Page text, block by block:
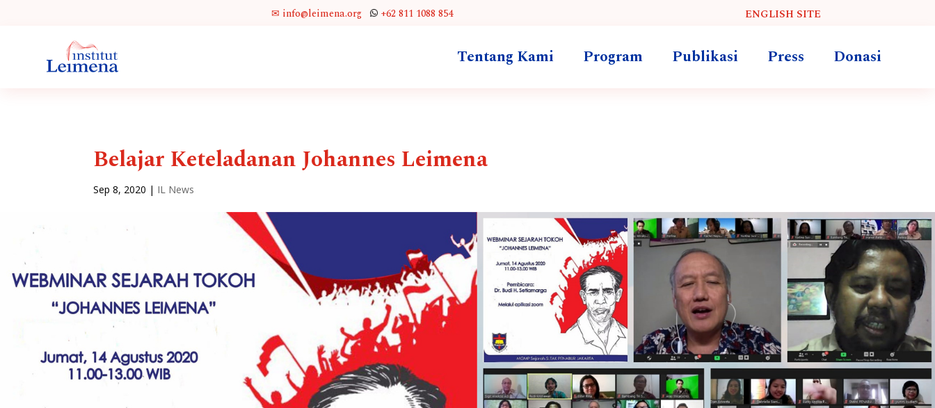
✉ info@leimena.org +62 811 1088 854 ENGLISH SITE
Tentang Kami Program Publikasi Press Donasi
Belajar Keteladanan Johannes Leimena
Sep 8, 2020 | IL News